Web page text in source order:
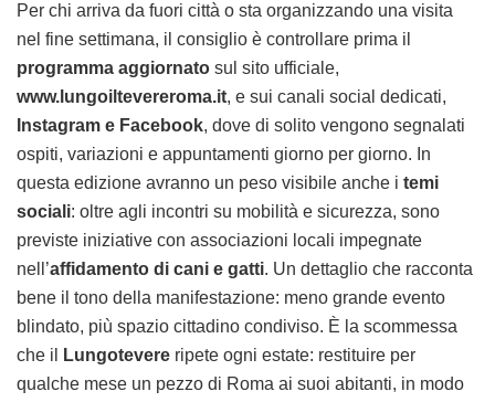
Per chi arriva da fuori città o sta organizzando una visita
nel fine settimana, il consiglio è controllare prima il
programma aggiornato sul sito ufficiale,
www.lungoiltevereroma.it, e sui canali social dedicati,
Instagram e Facebook, dove di solito vengono segnalati
ospiti, variazioni e appuntamenti giorno per giorno. In
questa edizione avranno un peso visibile anche i temi
sociali: oltre agli incontri su mobilità e sicurezza, sono
previste iniziative con associazioni locali impegnate
nell’affidamento di cani e gatti. Un dettaglio che racconta
bene il tono della manifestazione: meno grande evento
blindato, più spazio cittadino condiviso. È la scommessa
che il
Lungotevere ripete ogni estate: restituire per
qualche mese un pezzo di Roma ai suoi abitanti, in modo